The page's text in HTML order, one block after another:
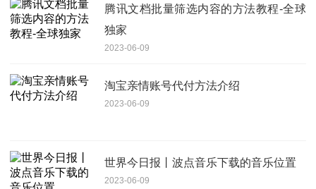
腾讯文档批量筛选内容的方法教程-全球
独家
2023-06-09
淘宝亲情账号代付方法介绍
2023-06-09
世界今日报丨波点音乐下载的音乐位置
2023-06-09